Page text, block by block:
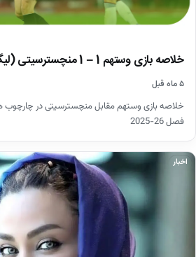
خلاصه بازی وستهم 1 – 1 منچسترسیتی (لیگ برتر انگلیس)
۵ ماه قبل
خلاصه بازی وستهم مقابل منچسترسیتی در چارچوب
فصل 26-2025
اخبار